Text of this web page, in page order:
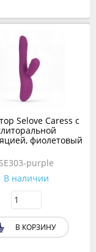
Selove Caress с
фиолетовый
SE303-purple
В наличии
В КОРЗИНУ